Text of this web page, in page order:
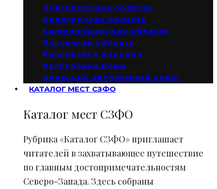
Новгородская область
Вологодская область
Калининградская область
Псковская область
Республика Карелия
Республика Коми
Ненецкий автономный округ
КАТАЛОГ МЕСТ СЗФО
Каталог мест СЗФО
Рубрика «Каталог СЗФО» приглашает
читателей в захватывающее путешествие
по главным достопримечательностям
Северо-Запада. Здесь собраны